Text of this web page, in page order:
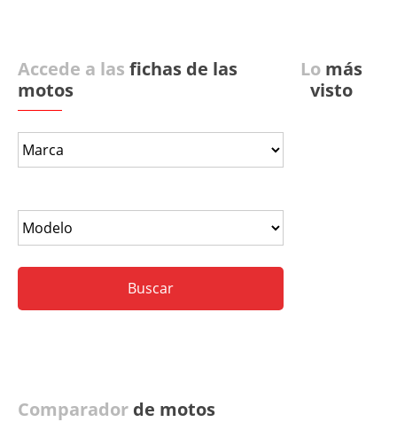
Accede a las fichas de las
motos
Comparador de motos
Lo más
visto